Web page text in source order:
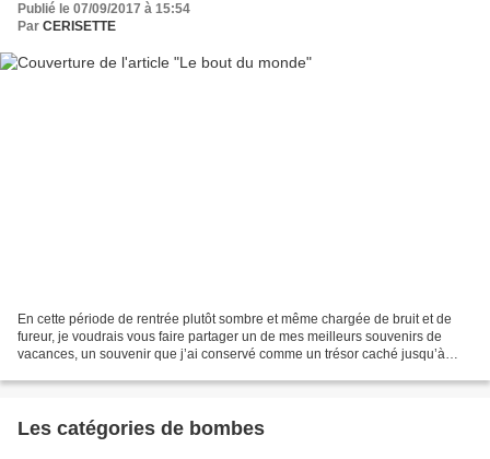
Publié le 07/09/2017 à 15:54
Par CERISETTE
En cette période de rentrée plutôt sombre et même chargée de bruit et de
fureur, je voudrais vous faire partager un de mes meilleurs souvenirs de
vacances, un souvenir que j’ai conservé comme un trésor caché jusqu’à
Les catégories de bombes